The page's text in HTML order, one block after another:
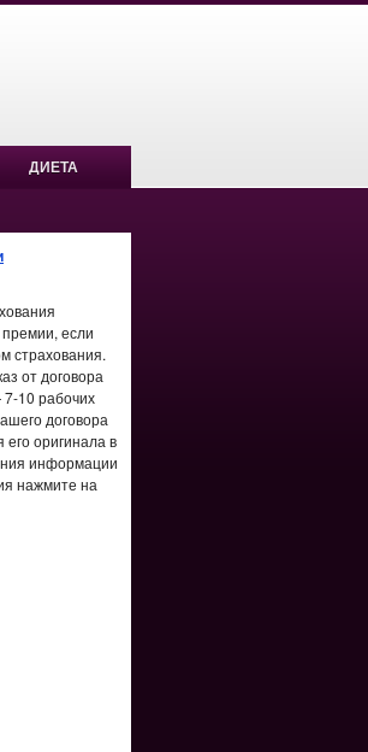
ДИЕТА
если
страхования.
от договора
10 рабочих
договора
оригинала в
информации
нажмите на